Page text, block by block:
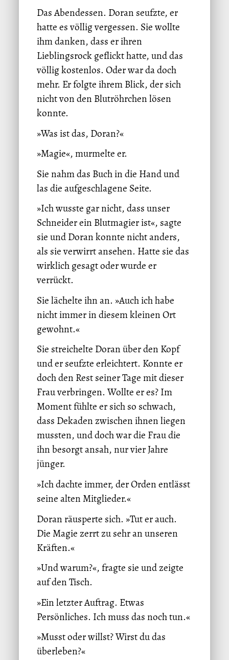
Das Abendessen. Doran seufzte, er
hatte es völlig vergessen. Sie wollte
ihm danken, dass er ihren
Lieblingsrock geflickt hatte, und das
völlig kostenlos. Oder war da doch
mehr. Er folgte ihrem Blick, der sich
nicht von den Blutröhrchen lösen
konnte.
»Was ist das, Doran?«
»Magie«, murmelte er.
Sie nahm das Buch in die Hand und
las die aufgeschlagene Seite.
»Ich wusste gar nicht, dass unser
Schneider ein Blutmagier ist«, sagte
sie und Doran konnte nicht anders,
als sie verwirrt ansehen. Hatte sie das
wirklich gesagt oder wurde er
verrückt.
Sie lächelte ihn an. »Auch ich habe
nicht immer in diesem kleinen Ort
gewohnt.«
Sie streichelte Doran über den Kopf
und er seufzte erleichtert. Konnte er
doch den Rest seiner Tage mit dieser
Frau verbringen. Wollte er es? Im
Moment fühlte er sich so schwach,
dass Dekaden zwischen ihnen liegen
mussten, und doch war die Frau die
ihn besorgt ansah, nur vier Jahre
jünger.
»Ich dachte immer, der Orden entlässt
seine alten Mitglieder.«
Doran räusperte sich. »Tut er auch.
Die Magie zerrt zu sehr an unseren
Kräften.«
»Und warum?«, fragte sie und zeigte
auf den Tisch.
»Ein letzter Auftrag. Etwas
Persönliches. Ich muss das noch tun.«
»Musst oder willst? Wirst du das
überleben?«